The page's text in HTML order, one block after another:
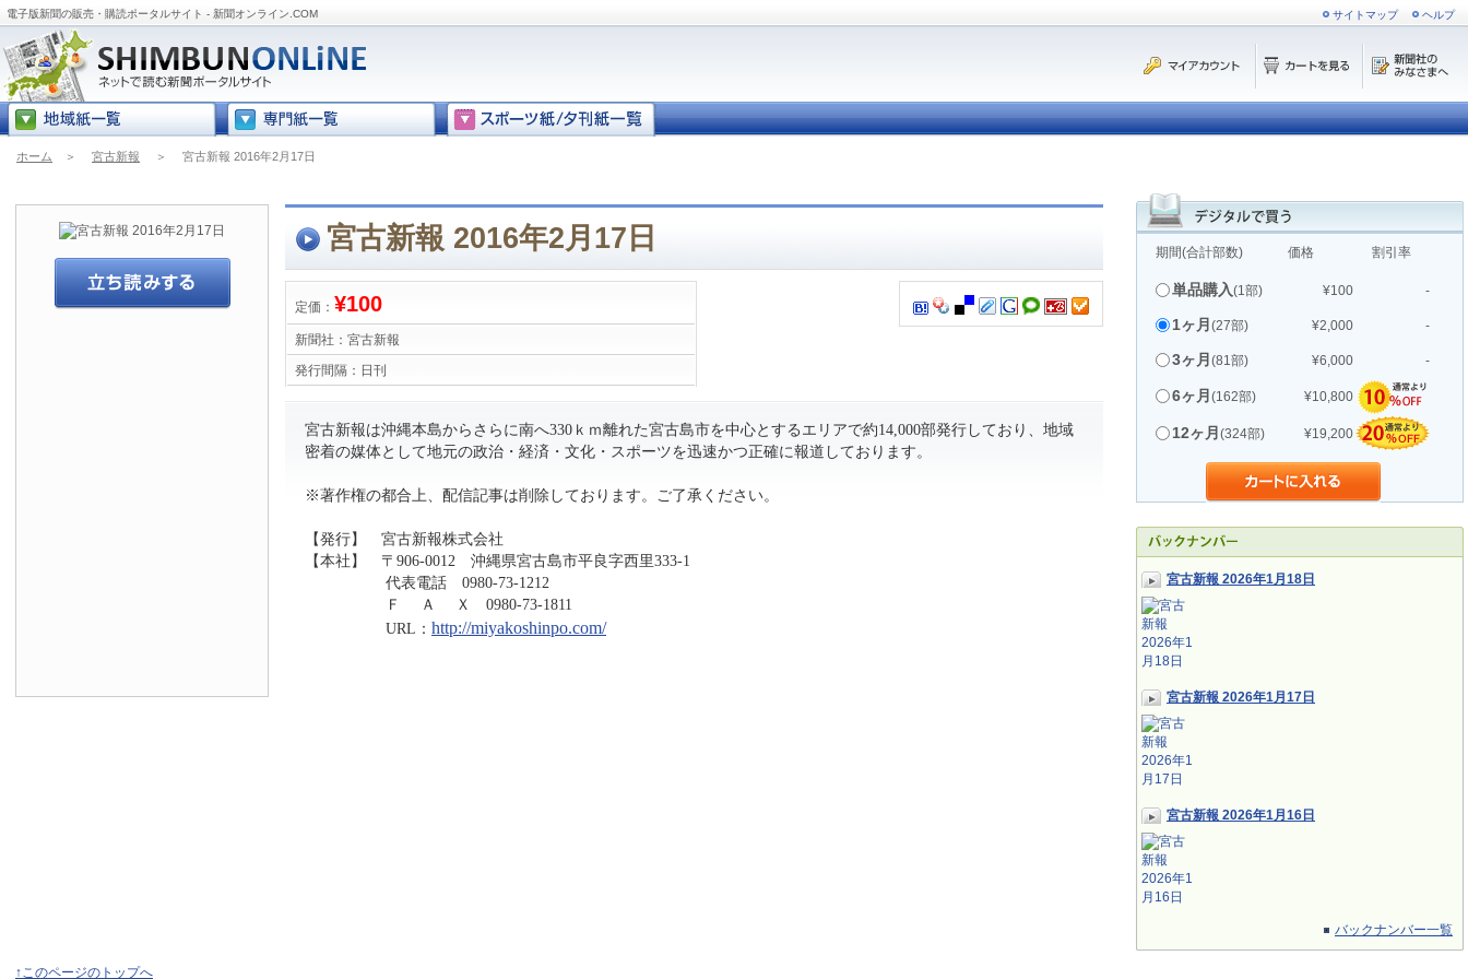
電子版新聞の販売・購読ポータルサイト - 新聞オンライン.COM サイトマップ ヘルプ
ホーム ＞ 宮古新報 ＞ 宮古新報 2016年2月17日
期間(合計部数) 価格 割引率
単品購入(1部) ¥100 -
1ヶ月 (27部) ¥2,000 -
3ヶ月 (81部) ¥6,000 -
6ヶ月 (162部) ¥10,800
12ヶ月 (324部) ¥19,200
宮古新報 2026年1月18日
宮古新報 2026年1月17日
宮古新報 2026年1月16日
バックナンバー一覧
宮古新報 2016年2月17日
定価： ¥100
新聞社： 宮古新報
発行間隔： 日刊
宮古新報は沖縄本島からさらに南へ330ｋｍ離れた宮古島市を中心とするエリアで約14,000部発行しており、地域
密着の媒体として地元の政治・経済・文化・スポーツを迅速かつ正確に報道しております。
※著作権の都合上、配信記事は削除しております。ご了承ください。
【発行】 宮古新報株式会社
【本社】 〒906-0012 沖縄県宮古島市平良字西里333-1
代表電話 0980-73-1212
Ｆ Ａ Ｘ 0980-73-1811
URL： http://miyakoshinpo.com/
↑このページのトップへ